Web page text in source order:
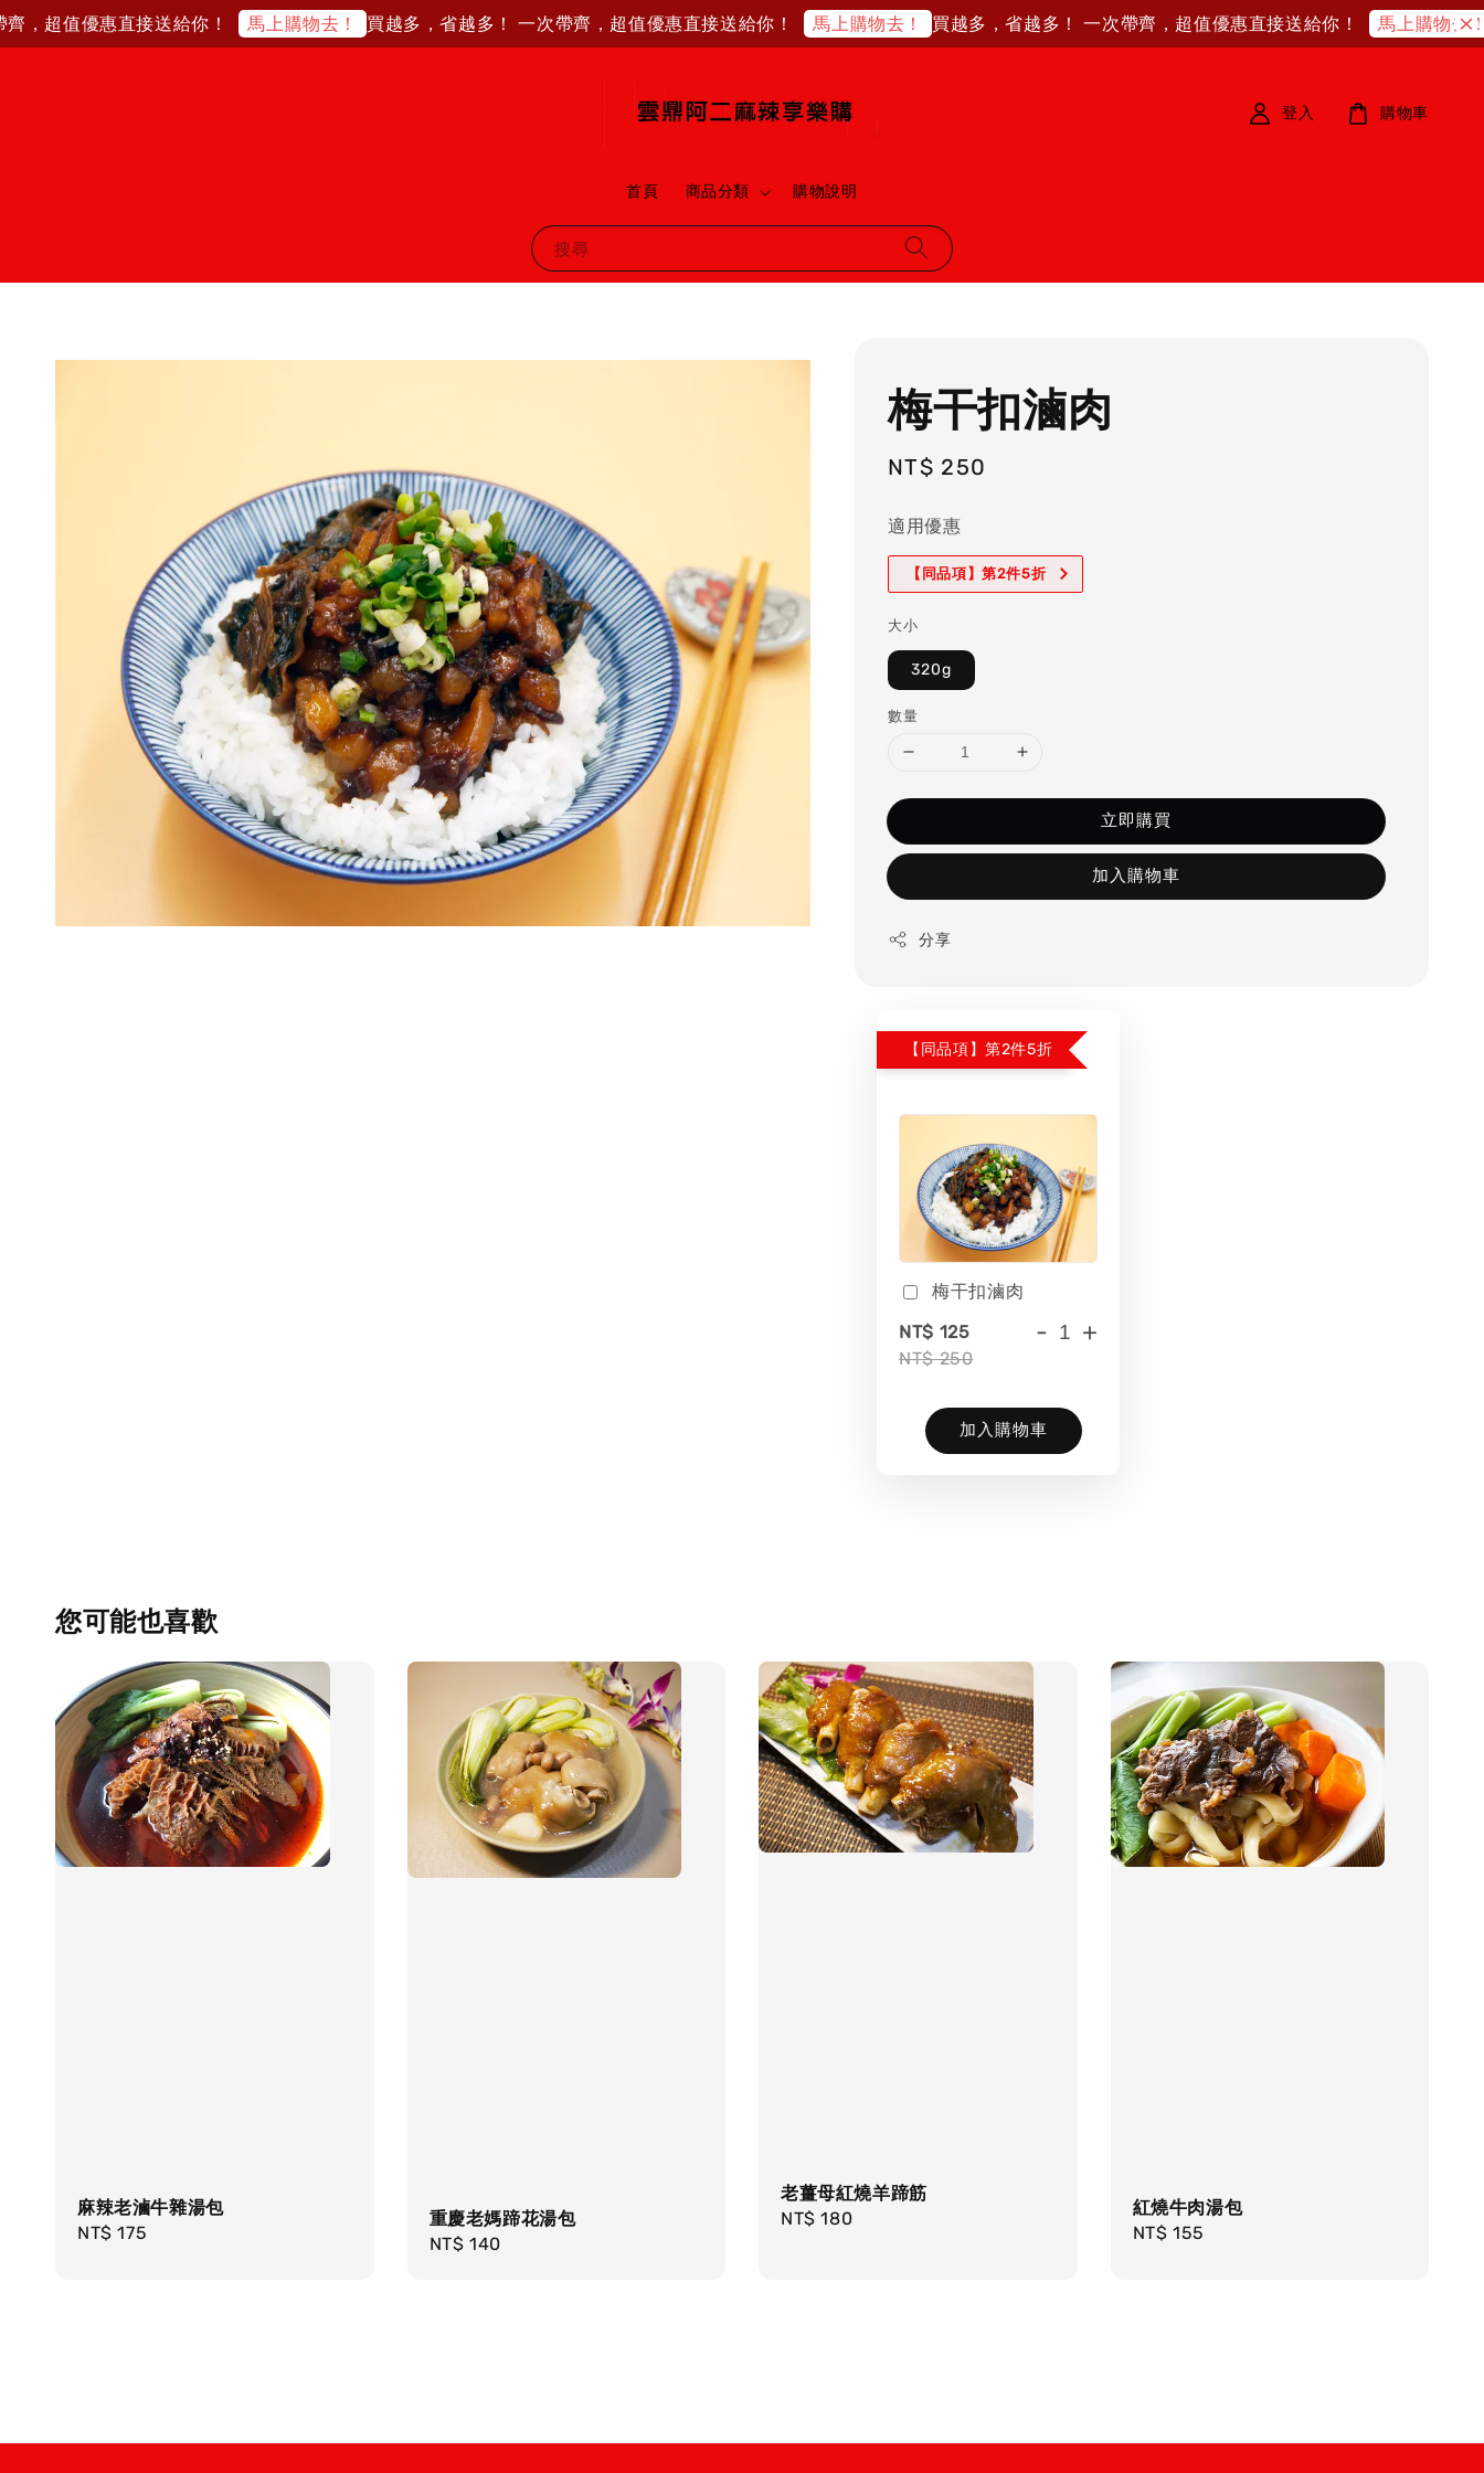
超值優惠直接送給你！ 馬上購物去！ 買越多，省越多！ 一次帶齊，超值優惠直接送給你！ 馬上購物去！ 買越多，省越多！ 一次帶齊，超值優惠直接送給你！ 馬上購物去！
搜尋
首頁 商品分類 購物說明
登入 購物車
梅干扣滷肉
Regular
NT$ 250
適用優惠
【同品項】第2件5折
大小
320g
數量
立即購買
加入購物車
分享
【同品項】第2件5折
梅干扣滷肉
NT$ 125
NT$ 250
- +
加入購物車
您可能也喜歡
麻辣老滷牛雜湯包
Regular
NT$ 175
重慶老媽蹄花湯包
Regular
NT$ 140
老薑母紅燒羊蹄筋
Regular
NT$ 180
紅燒牛肉湯包
Regular
NT$ 155